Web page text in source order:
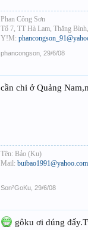
Phan Công Sơn
Tổ 7, TT Hà Lam, Thăng
Y!M:
phancongson 29/6/08
cần chi ở Quảng
Tên: Bảo (Ku)
Mail:buibao1991@yahoo.com
Son²GoKu 29/6/08
gôku ơi dúng